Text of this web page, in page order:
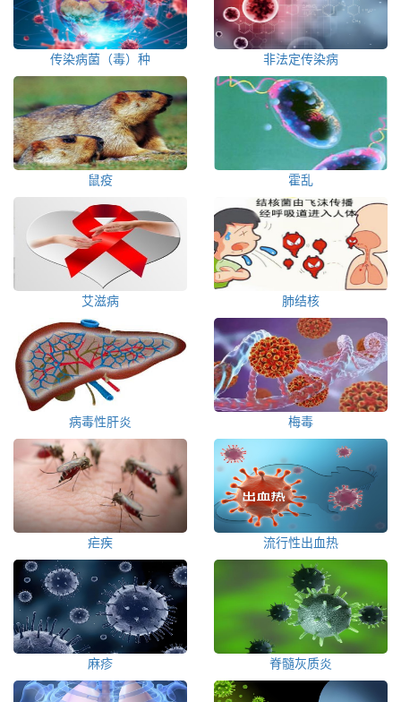
传染病菌（毒）种 非法定传染病
鼠疫 霍乱
艾滋病 肺结核
病毒性肝炎 梅毒
疟疾 流行性出血热
麻疹 脊髓灰质炎